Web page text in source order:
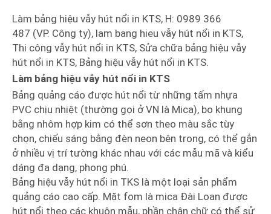
Làm bảng hiệu vẫy hút nổi in KTS, H: 0989 366
487 (VP. Công ty), lam bang hieu vẫy hút nổi in KTS,
Thi công vẫy hút nổi in KTS, Sửa chữa bảng hiệu vẫy
hút nổi in KTS, Bảng hiệu vẫy hút nổi in KTS.
Làm bảng hiệu vẫy hút nổi in KTS
Bảng quảng cáo được hút nổi từ những tấm nhựa
PVC chịu nhiệt (thường gọi ở VN là Mica), bo khung
bằng nhôm hợp kim có thể sơn theo màu sắc tùy
chọn, chiếu sáng bằng đèn neon bên trong, có thể gắn
ở nhiều vị trí tường khác nhau với các mẫu mã và kiểu
dáng đa dạng, phong phú.
Bảng hiệu vẫy hút nổi in TKS là một loại sản phẩm
quảng cáo cao cấp. Mặt fom là mica Đài Loan được
hút nổi theo các khuôn mẫu, phần chân chữ có thể sử